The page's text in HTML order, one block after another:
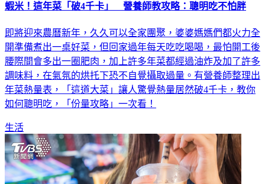
蝦米！這年菜「破4千卡」 營養師教攻略：聰明吃不怕胖
即將迎來農曆新年，久久可以全家團聚，婆婆媽媽們都火力全
開準備煮出一桌好菜，但回家過年每天吃吃喝喝，最怕開工後
腰際間會多出一圈肥肉，加上許多年菜都經過油炸及加了許多
調味料，在氣氛的烘托下恐不自覺攝取過量。有營養師整理出
年菜熱量表，「這道大菜」讓人驚覺熱量居然破4千卡，教你
如何聰明吃，「份量攻略」一次看！
生活